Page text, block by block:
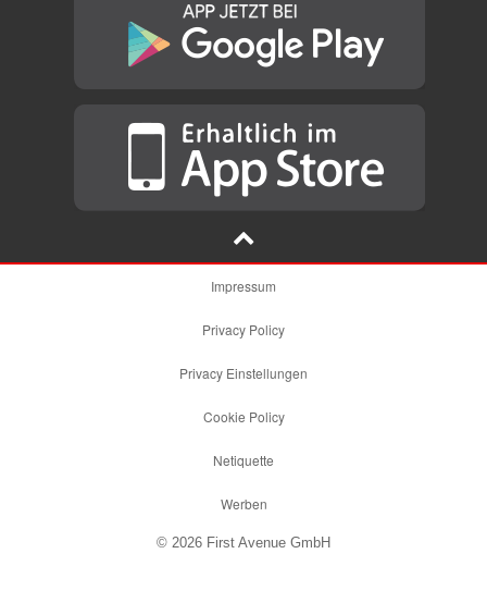
Impressum
Privacy Policy
Privacy Einstellungen
Cookie Policy
Netiquette
Werben
© 2026 First Avenue GmbH